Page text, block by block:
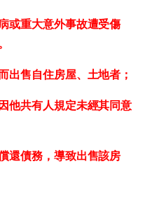
或重大意外事故遭受傷
出售自住房屋、土地者；
他共有人規定未經其同意
還債務，導致出售該房